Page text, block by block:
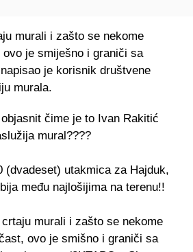
murali i zašto se nekome
je smiješno i graniči sa
je korisnik društvene
murala.
čime je to Ivan Rakitić
mural????
(dvadeset) utakmica za Hajduk,
među najlošijima na terenu!!
murali i zašto se nekome
ovo je smišno i graniči sa